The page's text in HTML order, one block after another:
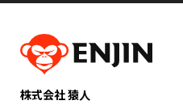
株式会社 猿人